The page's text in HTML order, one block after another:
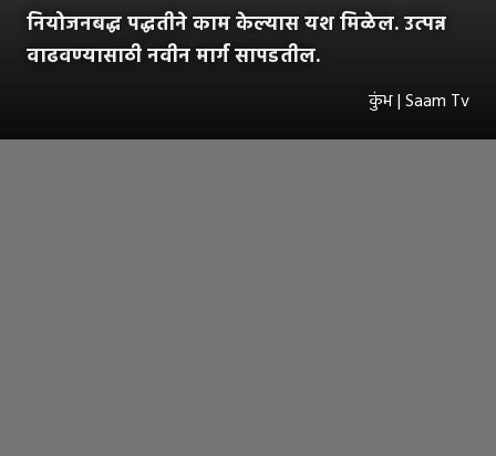
नियोजनबद्ध पद्धतीने काम केल्यास यश मिळेल. उत्पन्न
वाढवण्यासाठी नवीन मार्ग सापडतील.
कुंभ | Saam Tv